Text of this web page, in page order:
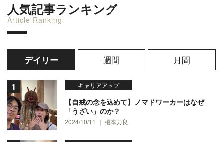
人気記事ランキング
Article Ranking
デイリー 週間 月間
キャリアアップ
【自戒の念を込めて】ノマドワーカーはなぜ
「うざい」のか？
2024/10/11 ｜ 榎本力良